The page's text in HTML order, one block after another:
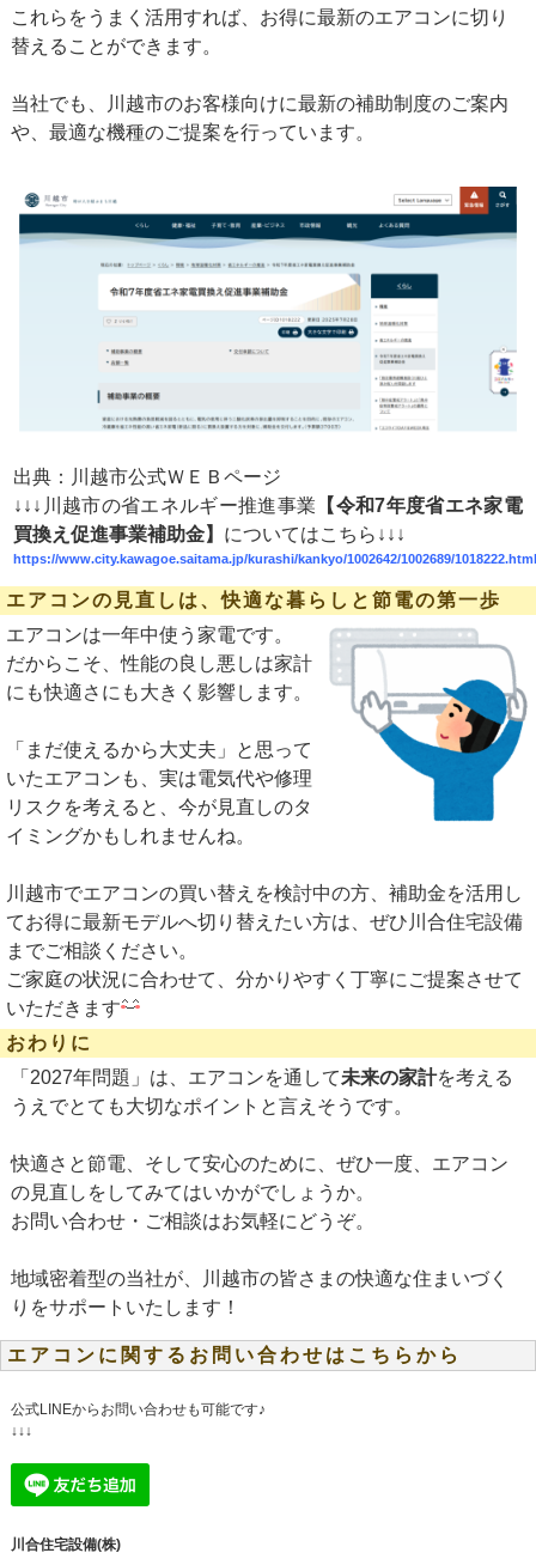
これらをうまく活用すれば、お得に最新のエアコンに切り
替えることができます。
当社でも、川越市のお客様向けに最新の補助制度のご案内
や、最適な機種のご提案を行っています。
出典：川越市公式ＷＥＢページ
↓↓↓ 川越市の省エネルギー推進事業 【令和7年度省エネ家電
買換え促進事業補助金】 についてはこちら↓ ↓ ↓
https://www.city.kawagoe.saitama.jp/kurashi/kankyo/1002642/1002689/
エアコンの見直しは、快適な暮らしと節電の第一歩
エアコンは一年中使う家電です。
だからこそ、性能の良し悪しは家計
にも快適さにも大きく影響します。
「まだ使えるから大丈夫」と思って
いたエアコンも、実は電気代や修理
リスクを考えると、今が見直しのタ
イミングかもしれませんね。
川越市でエアコンの買い替えを検討中の方、補助金を活用し
てお得に最新モデルへ切り替えたい方は、ぜひ川合住宅設備
までご相談ください。
ご家庭の状況に合わせて、分かりやすく丁寧にご提案させて
いただきます
おわりに
「2027年問題」は、エアコンを通して未来の家計を考える
うえでとても大切なポイントと言えそうです。
快適さと節電、そして安心のために、ぜひ一度、エアコン
の見直しをしてみてはいかがでしょうか。
お問い合わせ・ご相談はお気軽にどうぞ。
地域密着型の当社が、川越市の皆さまの快適な住まいづく
りをサポートいたします！
エアコンに関するお問い合わせはこちらから
公式LINEからお問い合わせも可能です♪
↓↓↓
川合住宅設備(株)